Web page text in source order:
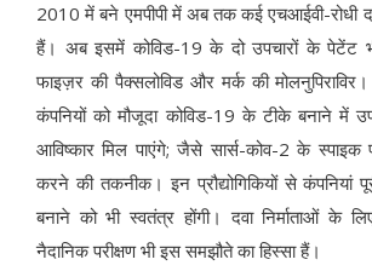
2010 में बने एमपीपी में अब तक कई एचआईवी-रोधी
हैं। अब इसमें कोविड-19 के दो उपचारों के पेटेंट
फाइज़र की पैक्सलोविड और मर्क की
कंपनियों को मौजूदा कोविड-19 के टीके बनाने में
आविष्कार मिल पाएंगे; जैसे सार्स-कोव-2 के स्पाइक
करने की तकनीक। इन प्रौद्योगिकियों से कंपनियां
बनाने को भी स्वतंत्र होंगी। दवा निर्माताओं के
नैदानिक परीक्षण भी इस समझौते का हिस्सा हैं।